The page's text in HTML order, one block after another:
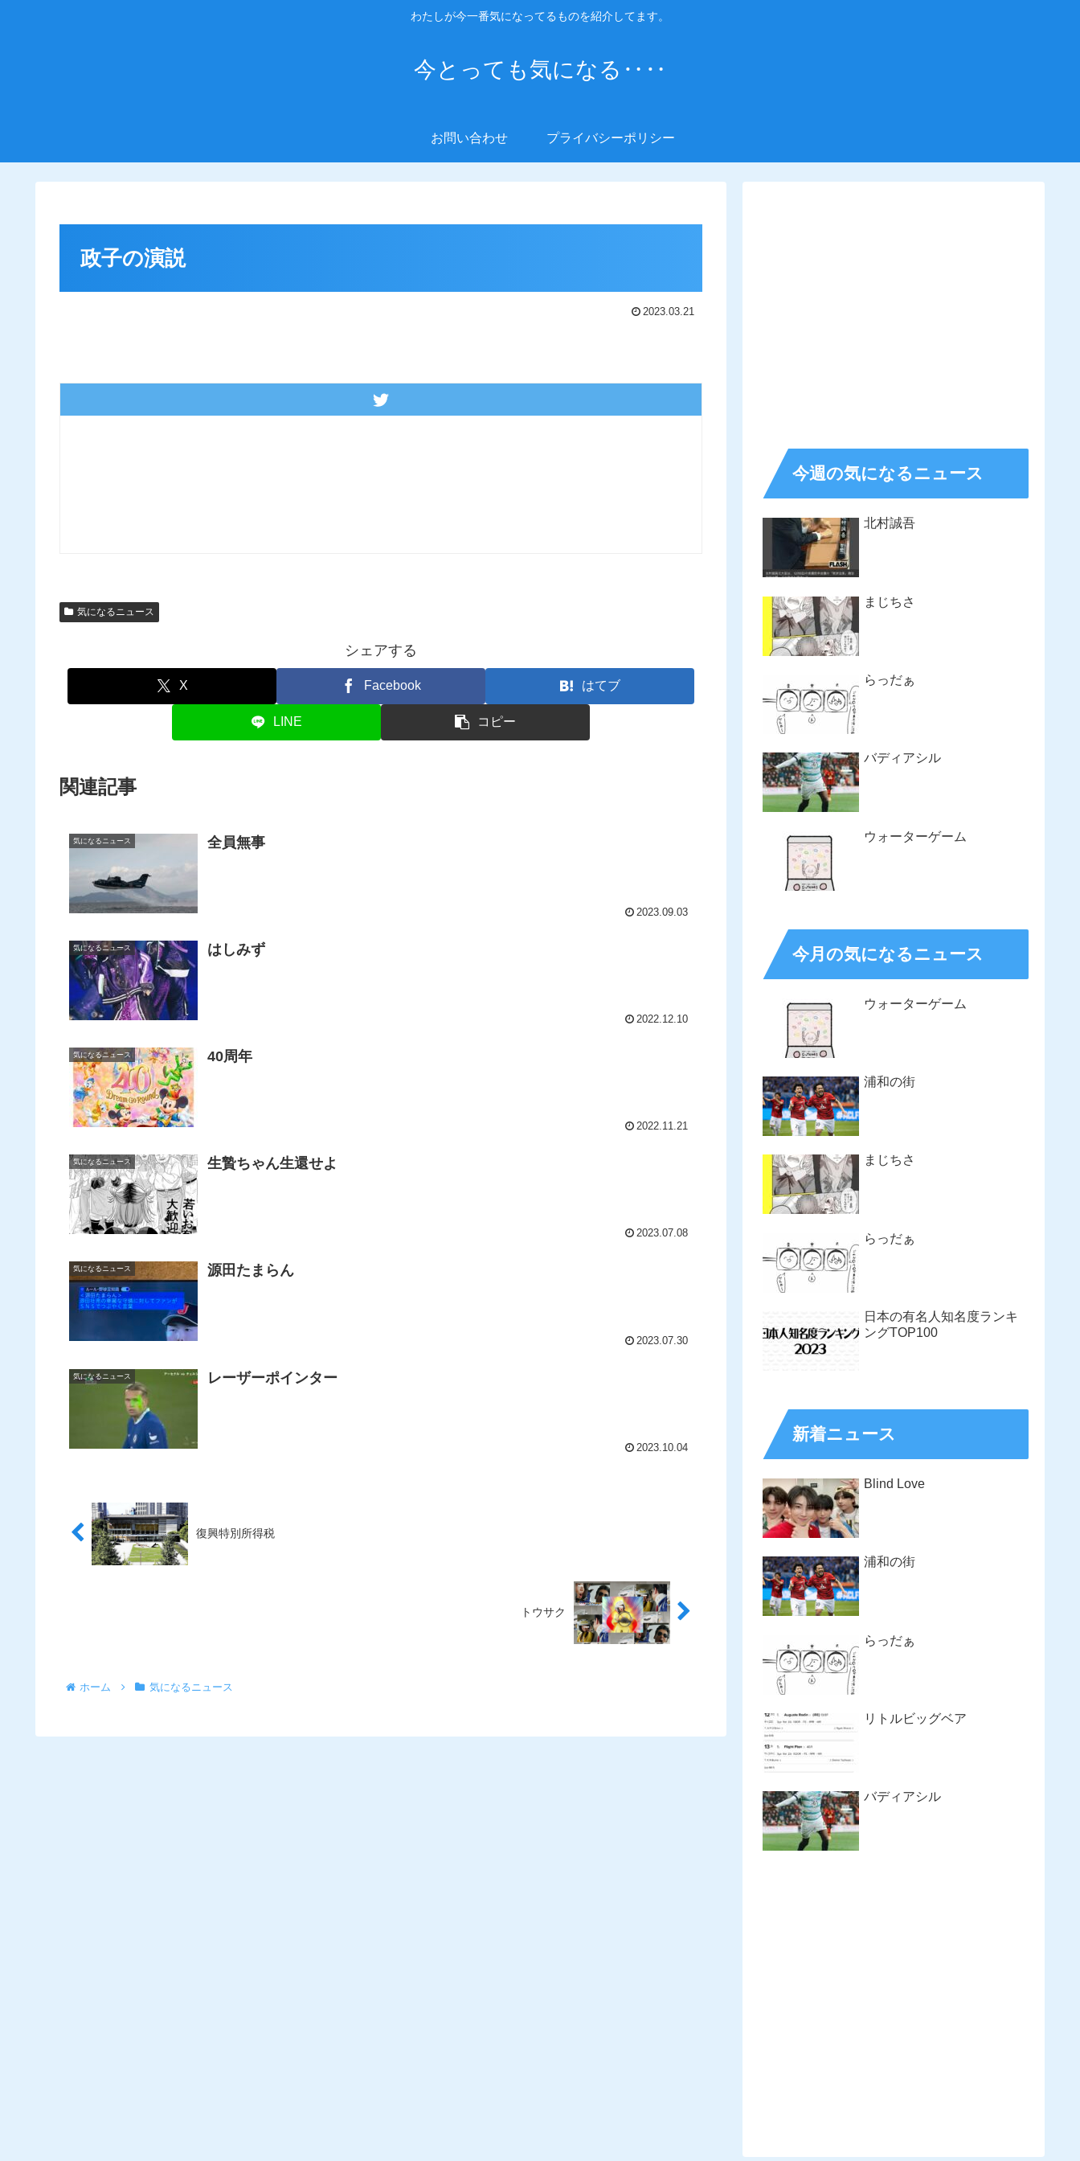
わたしが今一番気になってるものを紹介してます。
今とっても気になる‥‥
お問い合わせ プライバシーポリシー
政子の演説
2023.03.21
気になるニュース
シェアする
X Facebook はてブ
LINE コピー
関連記事
気になるニュース 全員無事
2023.09.03
気になるニュース はしみず
2022.12.10
気になるニュース 40周年
2022.11.21
気になるニュース 生贄ちゃん生還せよ
2023.07.08
気になるニュース 源田たまらん
2023.07.30
気になるニュース レーザーポインター
2023.10.04
復興特別所得税
トウサク
ホーム 気になるニュース
今週の気になるニュース
北村誠吾
まじちさ
らっだぁ
バディアシル
ウォーターゲーム
今月の気になるニュース
ウォーターゲーム
浦和の街
まじちさ
らっだぁ
日本の有名人知名度ランキ
ングTOP100
新着ニュース
Blind Love
浦和の街
らっだぁ
リトルビッグベア
バディアシル